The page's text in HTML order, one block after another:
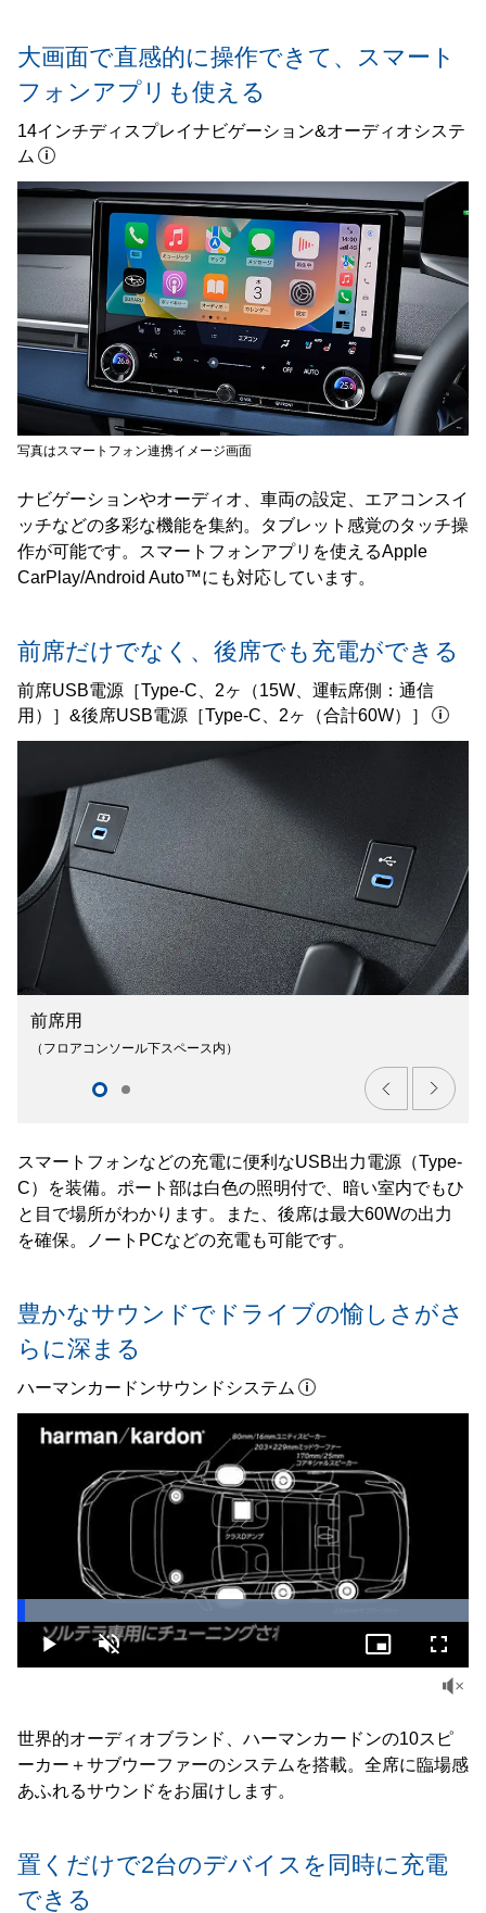
大画面で直感的に操作できて、スマート
フォンアプリも使える
14インチディスプレイナビゲーション&オーディオシステ
ム
ナビゲーションやオーディオ、車両の設定、エアコンスイ
ッチなどの多彩な機能を集約。タブレット感覚のタッチ操
作が可能です。スマートフォンアプリを使えるApple
CarPlay/Android Auto™にも対応しています。
写真はスマートフォン連携イメージ画面
前席だけでなく、 後席でも充電ができる
前席USB電源［Type-C、2ヶ（15W、運転席側：通信
用）］&後席USB電源［Type-C、2ヶ（合計60W）］
スマートフォンなどの充電に便利なUSB出力電源（Type-
C）を装備。ポート部は白色の照明付で、暗い室内でもひ
と目で場所がわかります。また、後席は最大60Wの出力
を確保。ノートPCなどの充電も可能です。
前席用
（フロアコンソール下スペース内）
豊かなサウンドでドライブの愉しさがさ
らに深まる
ハーマンカードンサウンドシステム
世界的オーディオブランド、ハーマンカードンの10スピ
ーカー＋サブウーファーのシステムを搭載。全席に臨場感
あふれるサウンドをお届けします。
Play Unmute
100.00%
Picture-
in-
置くだけで2台のデバイスを 同時に充電
できる